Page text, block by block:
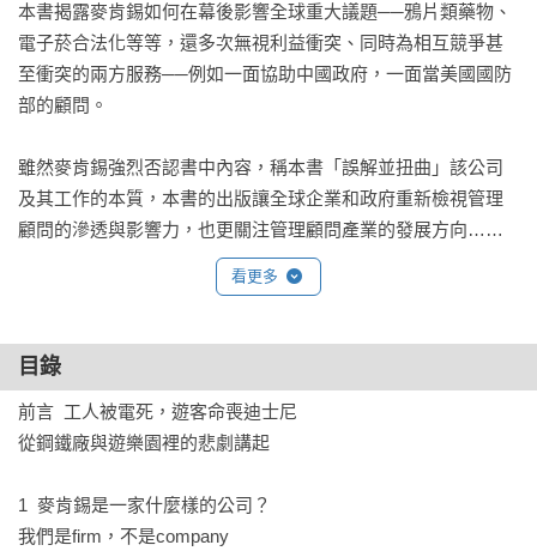
本書揭露麥肯錫如何在幕後影響全球重大議題──鴉片類藥物、
電子菸合法化等等，還多次無視利益衝突、同時為相互競爭甚
至衝突的兩方服務──例如一面協助中國政府，一面當美國國防
部的顧問。
雖然麥肯錫強烈否認書中內容，稱本書「誤解並扭曲」該公司
及其工作的本質，本書的出版讓全球企業和政府重新檢視管理
顧問的滲透與影響力，也更關注管理顧問產業的發展方向……
看更多
目錄
前言  工人被電死，遊客命喪迪士尼
從鋼鐵廠與遊樂園裡的悲劇講起
1  麥肯錫是一家什麼樣的公司？
我們是firm，不是company